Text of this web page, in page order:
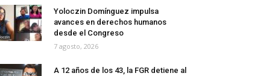
Yoloczin Domínguez impulsa
avances en derechos humanos
desde el Congreso
7 agosto, 2026
A 12 años de los 43, la FGR detiene al